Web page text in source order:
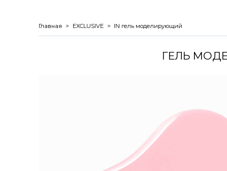
Главная EXCLUSIVE IN гель моделирующий
ГЕЛЬ